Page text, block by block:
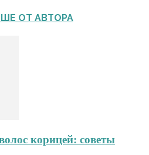
ОТ АВТОРА
корицей: советы